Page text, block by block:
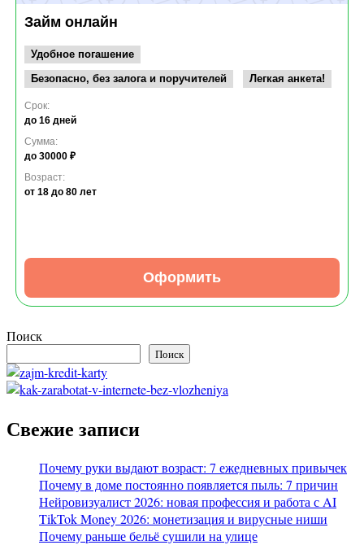
Займ онлайн
Удобное погашение
Безопасно, без залога и поручителей
Легкая анкета!
Срок:
до 16 дней
Сумма:
до 30000 ₽
Возраст:
от 18 до 80 лет
Оформить
Поиск
Поиск
Свежие записи
Почему руки выдают возраст: 7 ежедневных привычек
Почему в доме постоянно появляется пыль: 7 причин
Нейровизуалист 2026: новая профессия и работа с AI
TikTok Money 2026: монетизация и вирусные ниши
Почему раньше бельё сушили на улице